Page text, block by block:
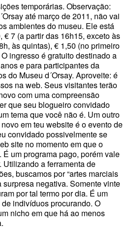
temporárias. Observação:
até março de 2011, não vai
ambientes do museu. Ele está
€ 7 (a partir das 16h15, exceto às
às quintas), € 1,50 (no primeiro
ingresso é gratuito destinado a
e para participantes da
do Museu d´Orsay. Aproveite: é
na web. Seus visitantes terão
com uma compreensão
que seu blogueiro convidado
tema que você não é. Um outro
em teu website é o evento de
convidado possivelmente se
site no momento em que o
um programa pago, porém vale
a ferramenta de
buscamos por “artes marciais
surpresa negativa. Somente vinte
por tal termo por dia. É um
indivíduos procurando. O
nicho em que há ao menos